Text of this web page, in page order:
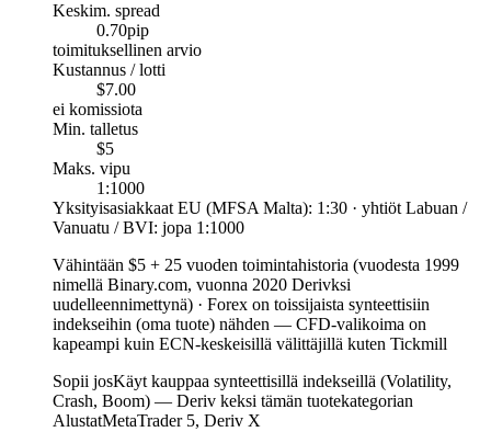
Keskim. spread
0.70pip
toimituksellinen arvio
Kustannus / lotti
$7.00
ei komissiota
Min. talletus
$5
Maks. vipu
1:1000
Yksityisasiakkaat EU (MFSA Malta): 1:30 · yhtiöt Labuan /
Vanuatu / BVI: jopa 1:1000
Vähintään $5 + 25 vuoden toimintahistoria (vuodesta 1999
nimellä Binary.com, vuonna 2020 Derivksi
uudelleennimettynä) · Forex on toissijaista synteettisiin
indekseihin (oma tuote) nähden — CFD-valikoima on
kapeampi kuin ECN-keskeisillä välittäjillä kuten Tickmill
Sopii josKäyt kauppaa synteettisillä indekseillä (Volatility,
Crash, Boom) — Deriv keksi tämän tuotekategorian
AlustatMetaTrader 5, Deriv X